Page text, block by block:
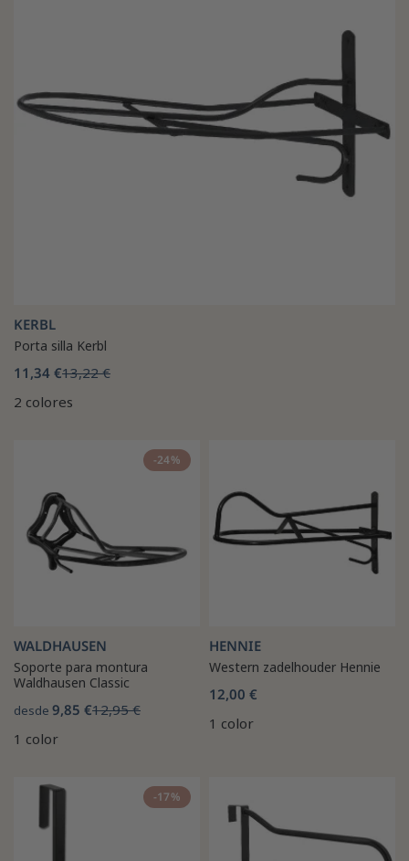
KERBL
Porta silla Kerbl
11,34 €13,22 €
2 colores
-24%
WALDHAUSEN
Soporte para montura
Waldhausen Classic
desde 9,85 €12,95 €
1 color
HENNIE
Western zadelhouder Hennie
12,00 €
1 color
-17%